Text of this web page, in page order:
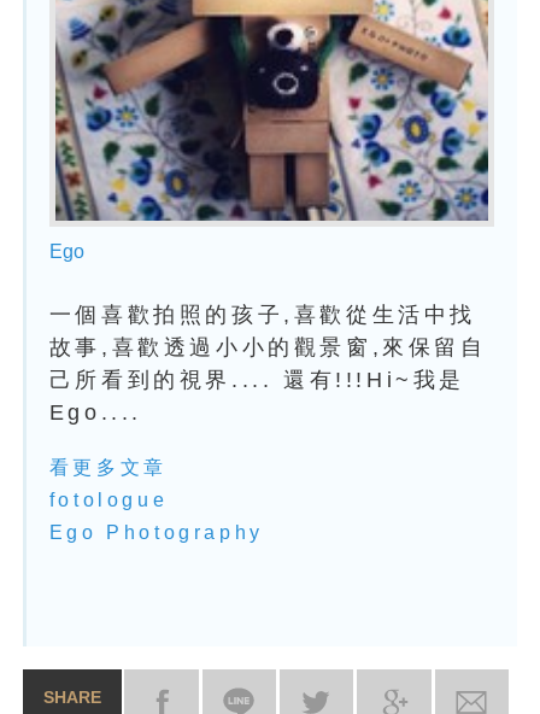
Ego
一個喜歡拍照的孩子,喜歡從生活中找
故事,喜歡透過小小的觀景窗,來保留自
己所看到的視界.... 還有!!!Hi~我是
Ego....
看更多文章
fotologue
Ego Photography
SHARE